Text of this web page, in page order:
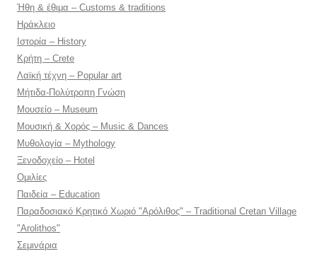
Ήθη & έθιμα – Customs & traditions
Ηράκλειο
Ιστορία – History
Κρήτη – Crete
Λαϊκή τέχνη – Popular art
Μήτιδα-Πολύτροπη Γνώση
Μουσείο – Museum
Μουσική & Χορός – Music & Dances
Μυθολογία – Mythology
Ξενοδοχείο – Hotel
Ομιλίες
Παιδεία – Education
Παραδοσιακό Κρητικό Χωριό "Αρόλιθος" – Traditional Cretan Village
"Arolithos"
Σεμινάρια